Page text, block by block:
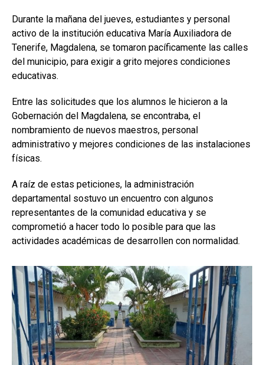
Durante la mañana del jueves, estudiantes y personal
activo de la institución educativa María Auxiliadora de
Tenerife, Magdalena, se tomaron pacíficamente las calles
del municipio, para exigir a grito mejores condiciones
educativas.
Entre las solicitudes que los alumnos le hicieron a la
Gobernación del Magdalena, se encontraba, el
nombramiento de nuevos maestros, personal
administrativo y mejores condiciones de las instalaciones
físicas.
A raíz de estas peticiones, la administración
departamental sostuvo un encuentro con algunos
representantes de la comunidad educativa y se
comprometió a hacer todo lo posible para que las
actividades académicas de desarrollen con normalidad.